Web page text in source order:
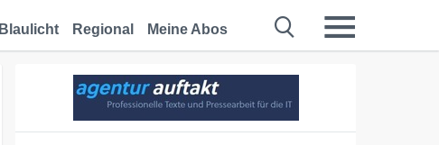
Blaulicht Regional Meine Abos